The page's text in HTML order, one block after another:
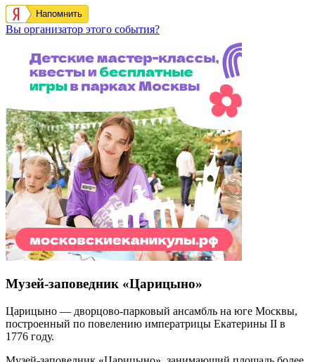
Напомнить
Вы организатор этого события?
Музей-заповедник «Царицыно»
Царицыно — дворцово-парковый ансамбль на юге Москвы,
построенный по повелению императрицы Екатерины II в
1776 году.